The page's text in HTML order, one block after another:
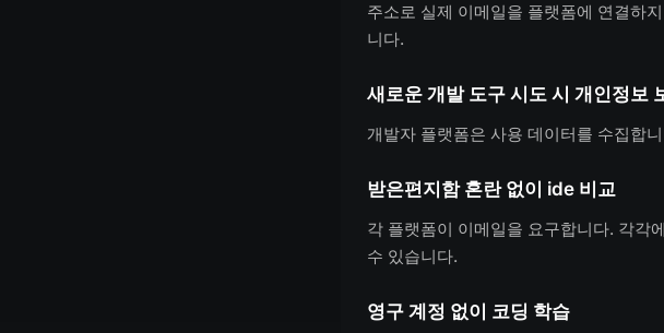
주소로 실제 이메일을 플랫폼에 연결하
니다.
새로운 개발 도구 시도 시 개인정보
개발자 플랫폼은 사용 데이터를 수집합
받은편지함 혼란 없이 ide 비교
각 플랫폼이 이메일을 요구합니다. 각각
수 있습니다.
영구 계정 없이 코딩 학습